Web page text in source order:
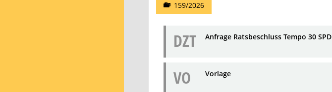
159/2026
DZT Anfrage Ratsbeschluss Tempo 30
VO Vorlage